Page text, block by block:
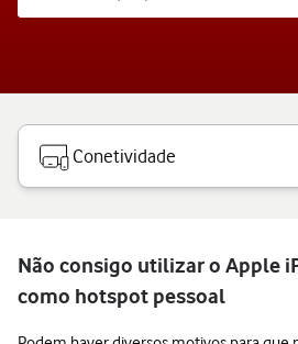
Conetividade
Não consigo utilizar o Apple
como hotspot pessoal